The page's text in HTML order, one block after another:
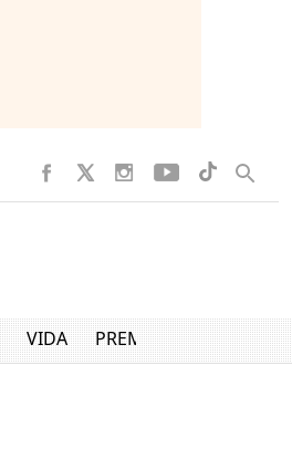
VIDA PREMIUM